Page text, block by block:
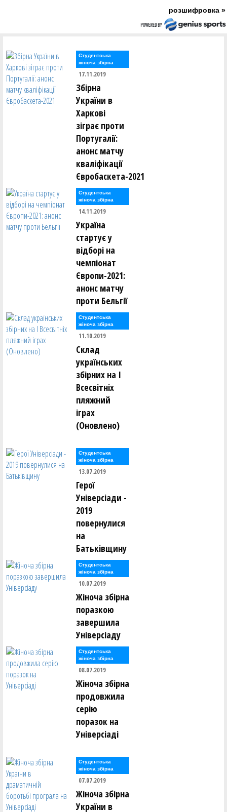
розшифровка »
Студентська
жіноча збірна
17.11.2019
Збірна
України в
Харкові
зіграє проти
Португалії:
анонс матчу
кваліфікації
Євробаскета-2021
Студентська
жіноча збірна
14.11.2019
Україна
стартує у
відборі на
чемпіонат
Європи-2021:
анонс матчу
проти Бельгії
Студентська
жіноча збірна
11.10.2019
Склад
українських
збірних на І
Всесвітніх
пляжний
іграх
(Оновлено)
Студентська
жіноча збірна
13.07.2019
Герої
Універсіади -
2019
повернулися
на
Батьківщину
Студентська
жіноча збірна
10.07.2019
Жіноча збірна
поразкою
завершила
Універсіаду
Студентська
жіноча збірна
08.07.2019
Жіноча збірна
продовжила
серію
поразок на
Універсіаді
Студентська
жіноча збірна
07.07.2019
Жіноча збірна
України в